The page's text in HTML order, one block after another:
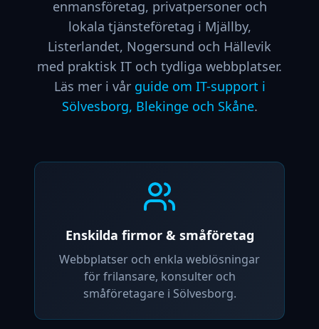
enmansföretag, privatpersoner och
lokala tjänsteföretag i Mjällby,
Listerlandet, Nogersund och Hällevik
med praktisk IT och tydliga webbplatser.
Läs mer i vår guide om IT-support i
Sölvesborg, Blekinge och Skåne.
Enskilda firmor & småföretag
Webbplatser och enkla weblösningar
för frilansare, konsulter och
småföretagare i Sölvesborg.